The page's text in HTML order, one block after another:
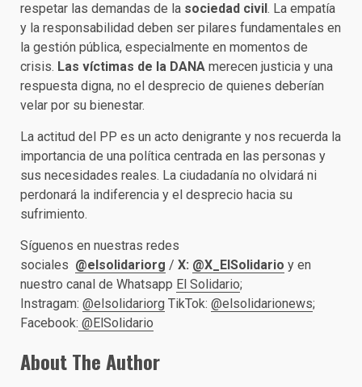
respetar las demandas de la sociedad civil. La empatía
y la responsabilidad deben ser pilares fundamentales en
la gestión pública, especialmente en momentos de
crisis. Las víctimas de la DANA merecen justicia y una
respuesta digna, no el desprecio de quienes deberían
velar por su bienestar.​
La actitud del PP es un acto denigrante y nos recuerda la
importancia de una política centrada en las personas y
sus necesidades reales. La ciudadanía no olvidará ni
perdonará la indiferencia y el desprecio hacia su
sufrimiento.
Síguenos en nuestras redes
sociales @elsolidariorg / X: @X_ElSolidario y en
nuestro canal de Whatsapp El Solidario;
Instragam: @elsolidariorg TikTok: @elsolidarionews;
Facebook: @ElSolidario
About The Author